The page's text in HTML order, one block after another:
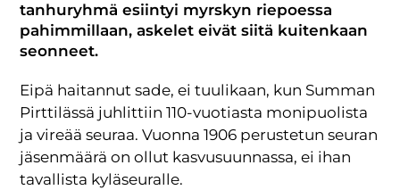
tanhuryhmä esiintyi myrskyn riepoessa
pahimmillaan, askelet eivät siitä kuitenkaan
seonneet.
Eipä haitannut sade, ei tuulikaan, kun Summan
Pirttilässä juhlittiin 110-vuotiasta monipuolista
ja vireää seuraa. Vuonna 1906 perustetun seuran
jäsenmäärä on ollut kasvusuunnassa, ei ihan
tavallista kyläseuralle.